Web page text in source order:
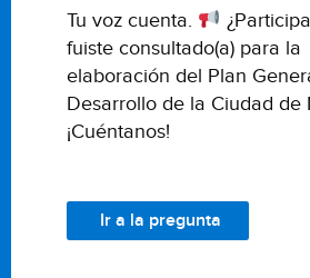
Califica este portal
Tu voz cuenta.
fuiste consultado(a) para la
elaboración del Plan
Desarrollo de la Ciudad de
¡Cuéntanos!
Ir a la pregunta